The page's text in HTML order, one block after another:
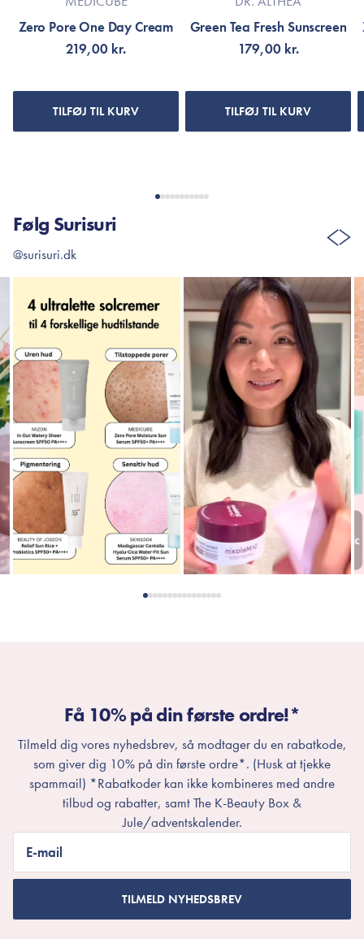
Zero Pore One Day Cream
219,00 kr.
TILFØJ TIL KURV
Green Tea Fresh Sunscreen
179,00 kr.
TILFØJ TIL KURV
Følg Surisuri
@surisuri.dk
Få 10% på din første ordre!*
Tilmeld dig vores nyhedsbrev, så modtager du en rabatkode,
som giver dig 10% på din første ordre*. (Husk at tjekke
spammail) *Rabatkoder kan ikke kombineres med andre
tilbud og rabatter, samt The K-Beauty Box &
Jule/adventskalender.
E-mail
TILMELD NYHEDSBREV